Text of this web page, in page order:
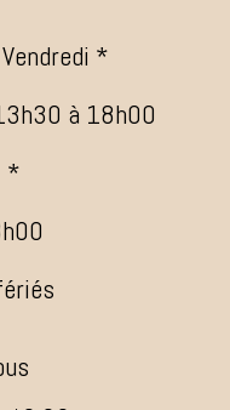
*
à 18h00
*